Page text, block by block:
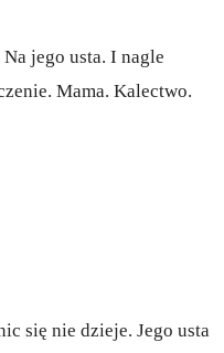
jego usta. I nagle
Mama. Kalectwo.
się nie dzieje. Jego usta